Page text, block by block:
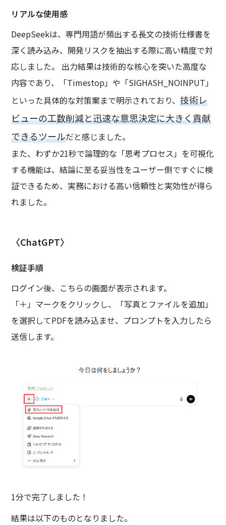
リアルな使用感
DeepSeekは、専門用語が頻出する長文の技術仕様書を
深く読み込み、開発リスクを抽出する際に高い精度で対
応しました。 出力結果は技術的な核心を突いた高度な
内容であり、「Timestop」や「SIGHASH_NOINPUT」
といった具体的な対策案まで明示されており、技術レ
ビューの工数削減と迅速な意思決定に大きく貢献
できるツールだと感じました。
また、わずか21秒で論理的な「思考プロセス」を可視化
する機能は、結論に至る妥当性をユーザー側ですぐに検
証できるため、実務における高い信頼性と実効性が得ら
れました。
〈ChatGPT〉
検証手順
ログイン後、こちらの画面が表示されます。
「＋」マークをクリックし、「写真とファイルを追加」
を選択してPDFを読み込ませ、プロンプトを入力したら
送信します。
1分で完了しました！
結果は以下のものとなりました。